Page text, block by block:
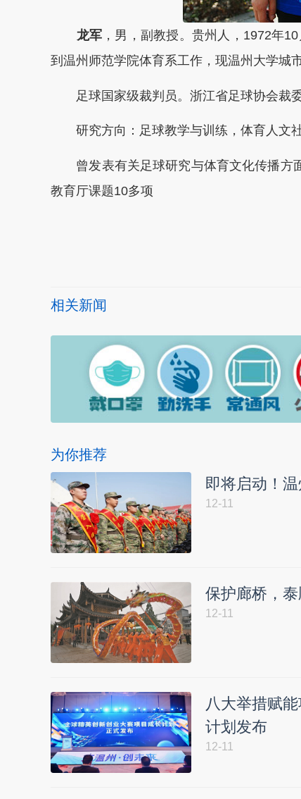
龙军 ，男，副教授。贵州人，1972年
到温州师范学院体育系工作，现温州大学城
足球国家级裁判员。浙江省足球协会裁委
研究方向：足球教学与训练，体育人文
曾发表有关足球研究与体育文化传播方
教育厅课题10多项
相关新闻
为你推荐
即将启动！
12-11
保护廊桥，
12-11
八大举措赋
计划发布
12-11